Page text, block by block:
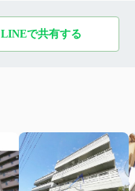
LINEで共有する